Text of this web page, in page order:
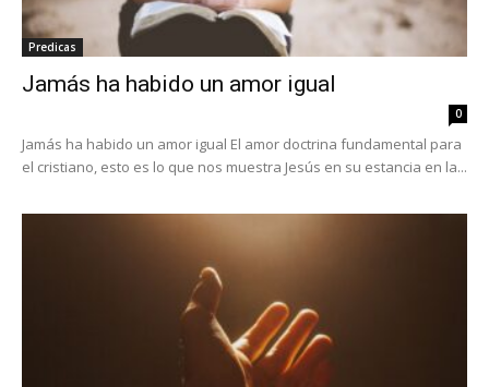
Predicas
Jamás ha habido un amor igual
0
Jamás ha habido un amor igual El amor doctrina fundamental para
el cristiano, esto es lo que nos muestra Jesús en su estancia en la...